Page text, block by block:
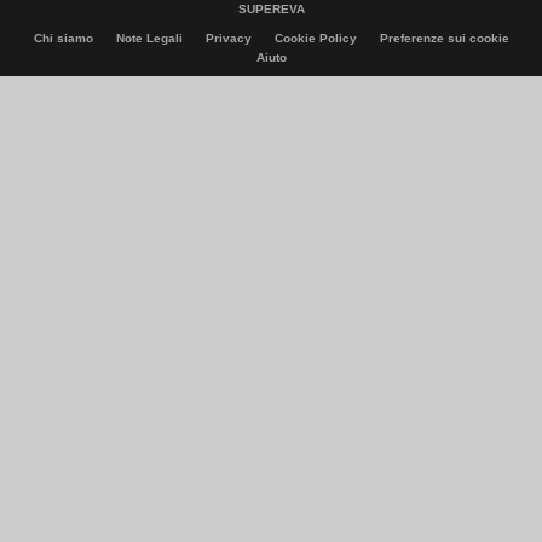
SUPEREVA
Chi siamo Note Legali Privacy Cookie Policy
Preferenze sui cookie
Aiuto